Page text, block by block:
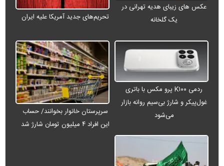
عکس های زیبای هدیه تهرانی در
یک گلخانه
تحریم‌های جدید آمریکا علیه ایران
ردمی K۱۰۰ پرو مکس با باتری
غول‌پیکر و شارژ بی‌سیم روانه بازار
می‌شود
سرپرستان خانوار بخوانند/ حساب
این افراد ۴ میلیون تومان شارژ شد